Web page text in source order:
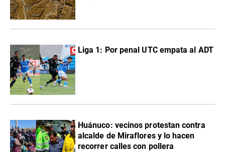
Liga 1: Por penal UTC empata al ADT
Huánuco: vecinos protestan contra
alcalde de Miraflores y lo hacen
recorrer calles con pollera